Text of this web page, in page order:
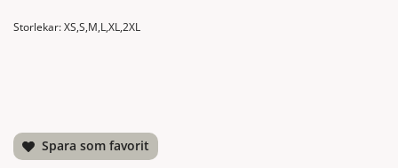
Storlekar: XS,S,M,L,XL,2XL
Spara som favorit